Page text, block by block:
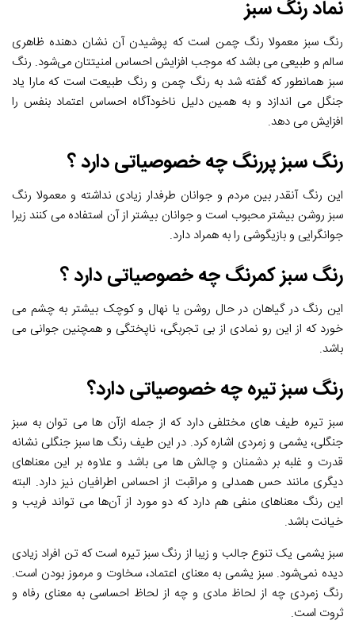
نماد رنگ سبز
رنگ سبز معمولا رنگ چمن است که پوشیدن آن نشان دهنده ظاهری
سالم و طبیعی می باشد که موجب افزایش احساس امنیتتان می‌شود. رنگ
سبز همانطور که گفته شد به رنگ چمن و رنگ طبیعت است که مارا یاد
جنگل می اندازد و به همین دلیل ناخودآگاه احساس اعتماد بنفس را
افزایش می دهد.
رنگ سبز پررنگ چه خصوصیاتی دارد ؟
این رنگ آنقدر بین مردم و جوانان طرفدار زیادی نداشته و معمولا رنگ
سبز روشن بیشتر محبوب است و جوانان بیشتر از آن استفاده می کنند زیرا
جوانگرایی و بازیگوشی را به همراد دارد.
رنگ سبز کمرنگ چه خصوصیاتی دارد ؟
این رنگ در گیاهان در حال روشن یا نهال و کوچک بیشتر به چشم می
خورد که از این رو نمادی از بی تجربگی، ناپختگی و همچنین جوانی می
باشد.
رنگ سبز تیره چه خصوصیاتی دارد؟
سبز تیره طیف های مختلفی دارد که از جمله ازآن ها می توان به سبز
جنگلی، یشمی و زمردی اشاره کرد. در این طیف رنگ ها سبز جنگلی نشانه
قدرت و غلبه بر دشمنان و چالش ها می باشد و علاوه بر این معناهای
دیگری مانند حس همدلی و مراقبت از احساس اطرافیان نیز دارد. البته
این رنگ معناهای منفی هم دارد که دو مورد از آن‌ها می تواند فریب و
خیانت باشد.
سبز یشمی یک تنوع جالب و زیبا از رنگ سبز تیره است که تن افراد زیادی
دیده نمی‌شود. سبز یشمی به معنای اعتماد، سخاوت و مرموز بودن است.
رنگ زمردی چه از لحاظ مادی و چه از لحاظ احساسی به معنای رفاه و
ثروت است.